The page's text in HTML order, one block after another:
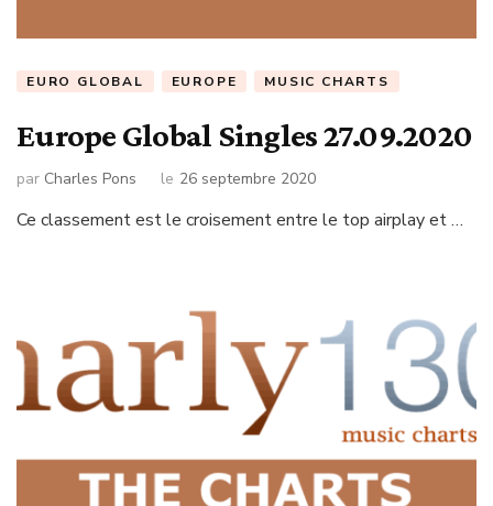
EURO GLOBAL EUROPE MUSIC CHARTS
Europe Global Singles 27.09.2020
par Charles Pons le 26 septembre 2020
Ce classement est le croisement entre le top airplay et …